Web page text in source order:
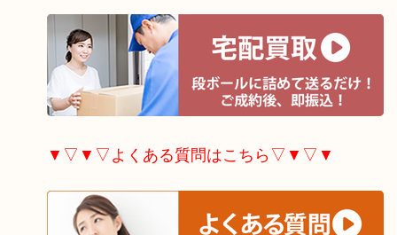
▼▽▼▽よくある質問はこちら▽▼▽▼